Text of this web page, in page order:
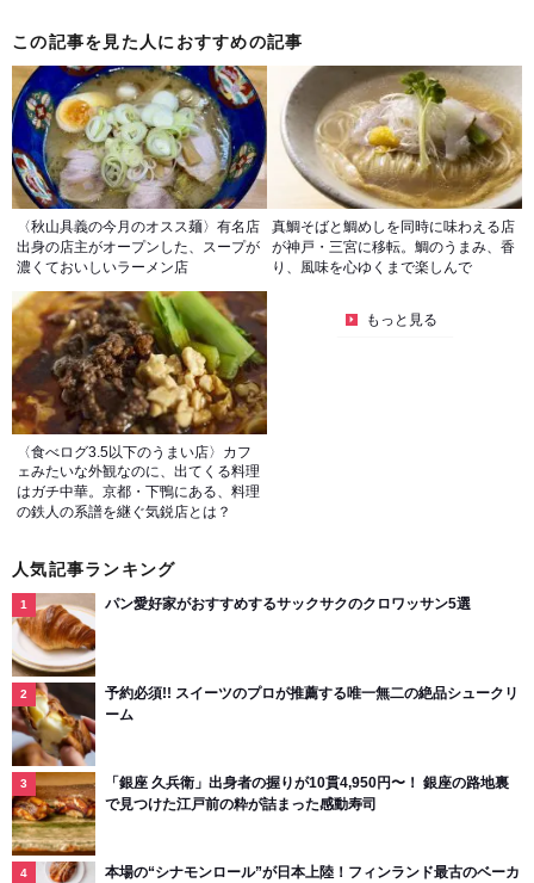
この記事を見た人におすすめの記事
〈秋山具義の今月のオスス麺〉有名店
出身の店主がオープンした、スープが
濃くておいしいラーメン店
真鯛そばと鯛めしを同時に味わえる店
が神戸・三宮に移転。鯛のうまみ、香
り、風味を心ゆくまで楽しんで
〈食べログ3.5以下のうまい店〉カフ
ェみたいな外観なのに、出てくる料理
はガチ中華。京都・下鴨にある、料理
の鉄人の系譜を継ぐ気鋭店とは？
もっと見る
人気記事ランキング
パン愛好家がおすすめするサックサクのクロワッサン5選
予約必須!! スイーツのプロが推薦する唯一無二の絶品シュークリ
ーム
「銀座 久兵衛」出身者の握りが10貫4,950円〜！ 銀座の路地裏
で見つけた江戸前の粋が詰まった感動寿司
本場の“シナモンロール”が日本上陸！フィンランド最古のベーカ